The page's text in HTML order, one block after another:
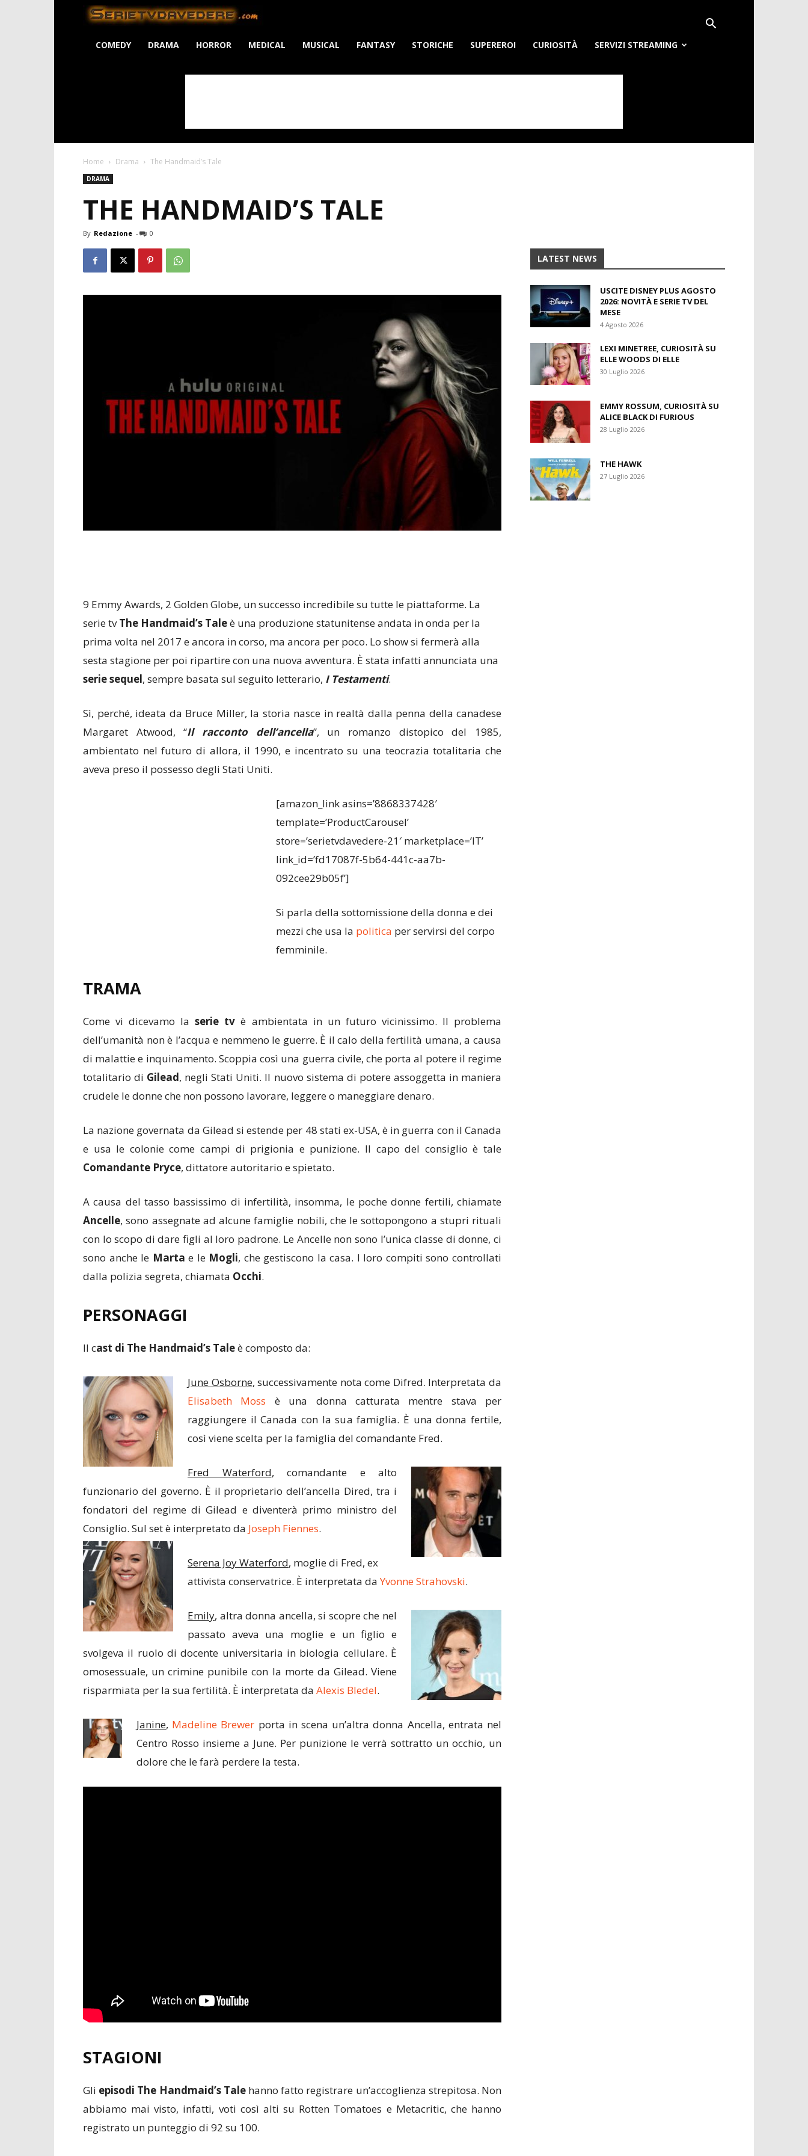
COMEDY DRAMA HORROR MEDICAL MUSICAL FANTASY STORICHE SUPEREROI CURIOSITÀ SERVIZI STREAMING
Home Drama The Handmaid’s Tale
DRAMA
THE HANDMAID’S TALE
By Redazione - 0
9 Emmy Awards, 2 Golden Globe, un successo incredibile su tutte le piattaforme. La
serie tvThe Handmaid’s Taleè una produzione statunitense andata in onda per la
prima volta nel 2017 e ancora in corso, ma ancora per poco. Lo show si fermerà alla
sesta stagione per poi ripartire con una nuova avventura. È stata infatti annunciata una
serie sequel, sempre basata sul seguito letterario, I Testamenti.
Sì, perché, ideata da Bruce Miller, la storia nasce in realtà dalla penna della canadese
Margaret Atwood, “Il racconto dell’ancella”, un romanzo distopico del 1985,
ambientato nel futuro di allora, il 1990, e incentrato su una teocrazia totalitaria che
aveva preso il possesso degli Stati Uniti.
[amazon_link asins=’8868337428′
template=’ProductCarousel’
store=’serietvdavedere-21′ marketplace=’IT’
link_id=’fd17087f-5b64-441c-aa7b-
092cee29b05f’]
Si parla della sottomissione della donna e dei
mezzi che usa la politica per servirsi del corpo
femminile.
TRAMA
Come vi dicevamo laserie tv è ambientata in un futuro vicinissimo. Il problema
dell’umanità non è l’acqua e nemmeno le guerre. È il calo della fertilità umana, a causa
di malattie e inquinamento. Scoppia così una guerra civile, che porta al potere il regime
totalitario di Gilead, negli Stati Uniti. Il nuovo sistema di potere assoggetta in maniera
crudele le donne che non possono lavorare, leggere o maneggiare denaro.
La nazione governata da Gilead si estende per 48 stati ex-USA, è in guerra con il Canada
e usa le colonie come campi di prigionia e punizione. Il capo del consiglio è tale
Comandante Pryce, dittatore autoritario e spietato.
A causa del tasso bassissimo di infertilità, insomma, le poche donne fertili, chiamate
Ancelle, sono assegnate ad alcune famiglie nobili, che le sottopongono a stupri rituali
con lo scopo di dare figli al loro padrone. Le Ancelle non sono l’unica classe di donne, ci
sono anche le Marta e le Mogli, che gestiscono la casa. I loro compiti sono controllati
dalla polizia segreta, chiamata Occhi.
PERSONAGGI
Il cast di The Handmaid’s Taleè composto da:
June Osborne, successivamente nota come Difred. Interpretata da
Elisabeth Moss è una donna catturata mentre stava per
raggiungere il Canada con la sua famiglia. È una donna fertile,
così viene scelta per la famiglia del comandante Fred.
Fred Waterford, comandante e alto
funzionario del governo. È il proprietario dell’ancella Dired, tra i
fondatori del regime di Gilead e diventerà primo ministro del
Consiglio. Sul set è interpretato da Joseph Fiennes.
Serena Joy Waterford, moglie di Fred, ex
attivista conservatrice. È interpretata daYvonne Strahovski.
Emily, altra donna ancella, si scopre che nel
passato aveva una moglie e un figlio e
svolgeva il ruolo di docente universitaria in biologia cellulare. È
omosessuale, un crimine punibile con la morte da Gilead. Viene
risparmiata per la sua fertilità. È interpretata da Alexis Bledel.
Janine, Madeline Brewer porta in scena un’altra donna Ancella, entrata nel
Centro Rosso insieme a June. Per punizione le verrà sottratto un occhio, un
dolore che le farà perdere la testa.
STAGIONI
Gli episodi The Handmaid’s Talehanno fatto registrare un’accoglienza strepitosa. Non
abbiamo mai visto, infatti, voti così alti su Rotten Tomatoes e Metacritic, che hanno
registrato un punteggio di 92 su 100.
LATEST NEWS
USCITE DISNEY PLUS AGOSTO
2026: NOVITÀ E SERIE TV DEL
MESE
4 Agosto 2026
LEXI MINETREE, CURIOSITÀ SU
ELLE WOODS DI ELLE
30 Luglio 2026
EMMY ROSSUM, CURIOSITÀ SU
ALICE BLACK DI FURIOUS
28 Luglio 2026
THE HAWK
27 Luglio 2026